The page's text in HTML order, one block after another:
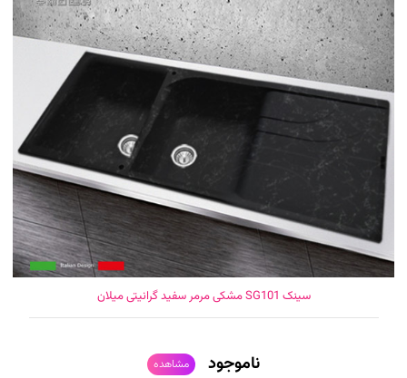
سینک SG101 مشکی مرمر سفید گرانیتی میلان
ناموجود مشاهده